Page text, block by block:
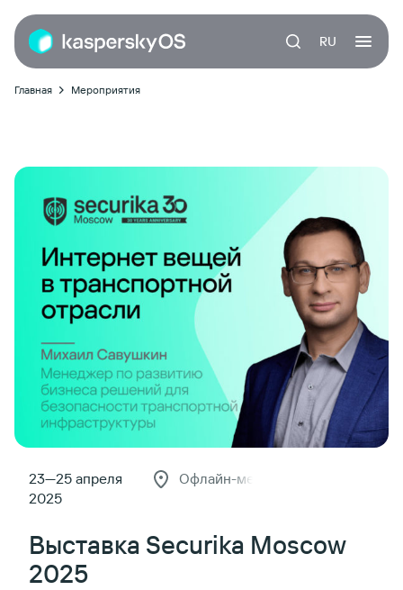
RU
Главная Мероприятия
23—25 апреля
2025
Офлайн-мероприятие
Выставка Securika Moscow
2025